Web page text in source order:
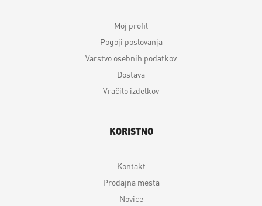
Moj profil
Pogoji poslovanja
Varstvo osebnih podatkov
Dostava
Vračilo izdelkov
KORISTNO
Kontakt
Prodajna mesta
Novice